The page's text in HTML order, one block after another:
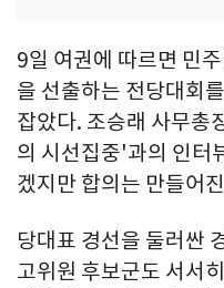
9일 여권에 따르면 민
을 선출하는 전당대회
잡았다. 조승래 사무총
의 시선집중'과의 인터
겠지만 합의는 만들어
당대표 경선을 둘러싼
고위원 후보군도 서서